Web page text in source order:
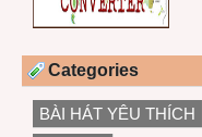
Categories
BÀI HÁT YÊU THÍCH